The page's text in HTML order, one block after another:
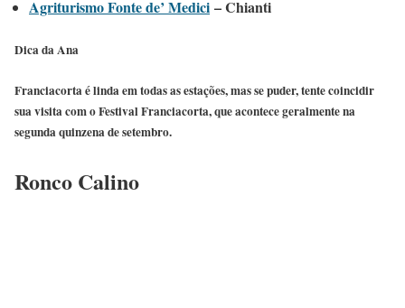
Agriturismo Fonte de’ Medici – Chianti
Dica da Ana
Franciacorta é linda em todas as estações, mas se puder, tente coincidir
sua visita com o Festival Franciacorta, que acontece geralmente na
segunda quinzena de setembro.
Ronco Calino